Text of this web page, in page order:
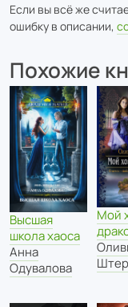
Если вы всё же
ошибку в описании,
Похожие
Высшая
школа хаоса
Анна
Одувалова
Мой